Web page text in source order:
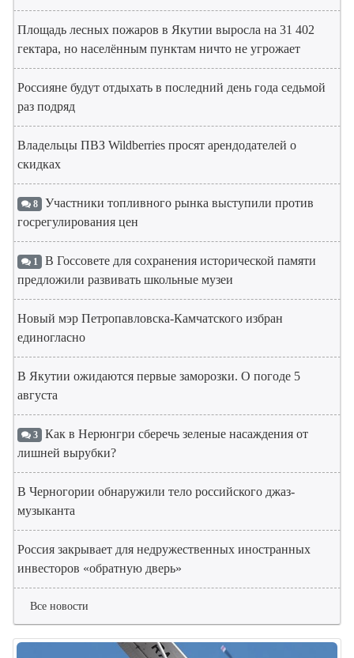
Площадь лесных пожаров в Якутии выросла на 31 402
гектара, но населённым пунктам ничто не угрожает
Россияне будут отдыхать в последний день года седьмой
раз подряд
Владельцы ПВЗ Wildberries просят арендодателей о
скидках
8 Участники топливного рынка выступили против
госрегулирования цен
1 В Госсовете для сохранения исторической памяти
предложили развивать школьные музеи
Новый мэр Петропавловска-Камчатского избран
единогласно
В Якутии ожидаются первые заморозки. О погоде 5
августа
3 Как в Нерюнгри сберечь зеленые насаждения от
лишней вырубки?
В Черногории обнаружили тело российского джаз-
музыканта
Россия закрывает для недружественных иностранных
инвесторов «обратную дверь»
Все новости